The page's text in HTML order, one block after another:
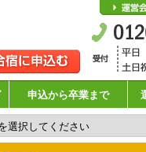
申込から卒業まで